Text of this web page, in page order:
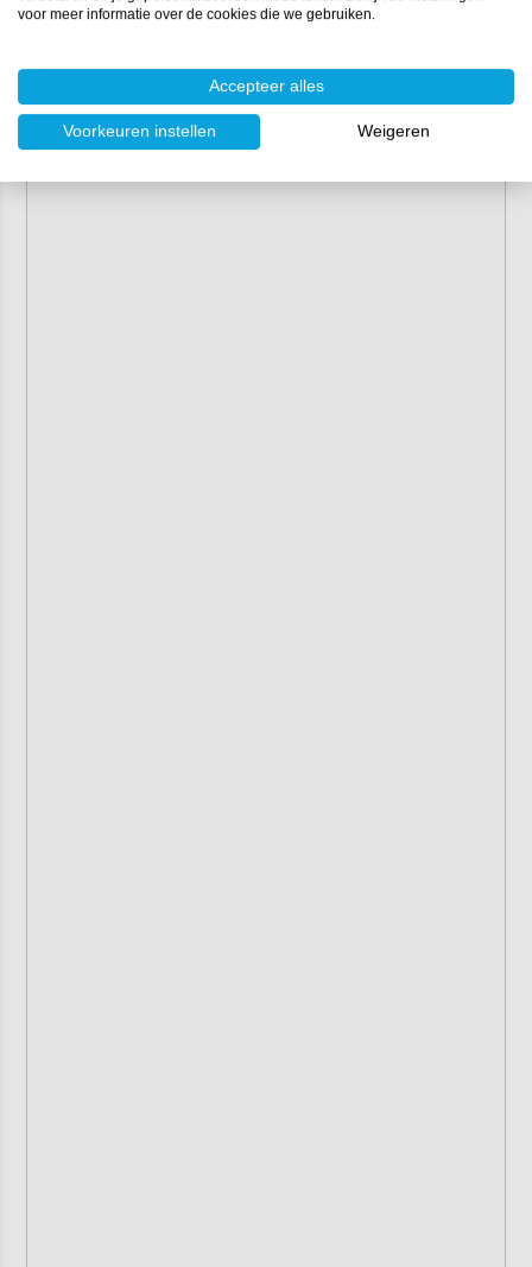
voor meer informatie over de cookies die we gebruiken.
Accepteer alles
Voorkeuren instellen Weigeren